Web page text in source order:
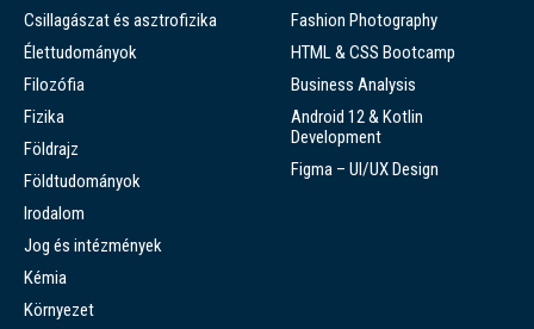
Csillagászat és asztrofizika
Élettudományok
Filozófia
Fizika
Földrajz
Földtudományok
Irodalom
Jog és intézmények
Kémia
Környezet
Fashion Photography
HTML & CSS Bootcamp
Business Analysis
Android 12 & Kotlin
Development
Figma – UI/UX Design